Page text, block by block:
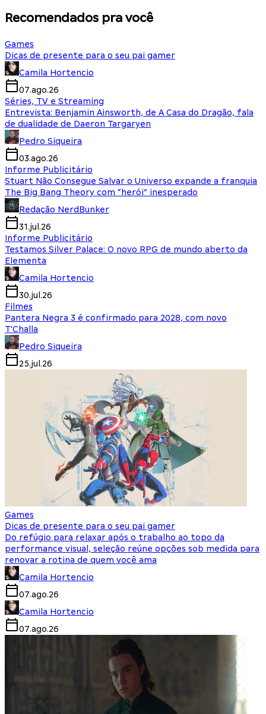
Recomendados pra você
Games
Dicas de presente para o seu pai gamer
Camila Hortencio
07.ago.26
Séries, TV e Streaming
Entrevista: Benjamin Ainsworth, de A Casa do Dragão, fala
de dualidade de Daeron Targaryen
Pedro Siqueira
03.ago.26
Informe Publicitário
Stuart Não Consegue Salvar o Universo expande a franquia
The Big Bang Theory com “herói” inesperado
Redação NerdBunker
31.jul.26
Informe Publicitário
Testamos Silver Palace: O novo RPG de mundo aberto da
Elementa
Camila Hortencio
30.jul.26
Filmes
Pantera Negra 3 é confirmado para 2028, com novo
T'Challa
Pedro Siqueira
25.jul.26
Games
Dicas de presente para o seu pai gamer
Do refúgio para relaxar após o trabalho ao topo da
performance visual, seleção reúne opções sob medida para
renovar a rotina de quem você ama
Camila Hortencio
07.ago.26
Camila Hortencio
07.ago.26